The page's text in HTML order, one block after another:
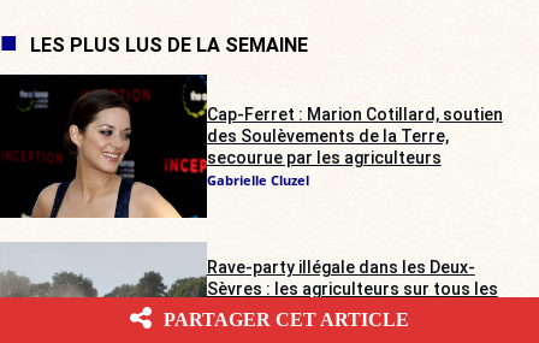
LES PLUS LUS DE LA SEMAINE
Cap-Ferret : Marion Cotillard, soutien
des Soulèvements de la Terre,
secourue par les agriculteurs
Gabrielle Cluzel
Rave-party illégale dans les Deux-
Sèvres : les agriculteurs sur tous les
fronts
Alienor de Pompignan
PARTAGER CET ARTICLE